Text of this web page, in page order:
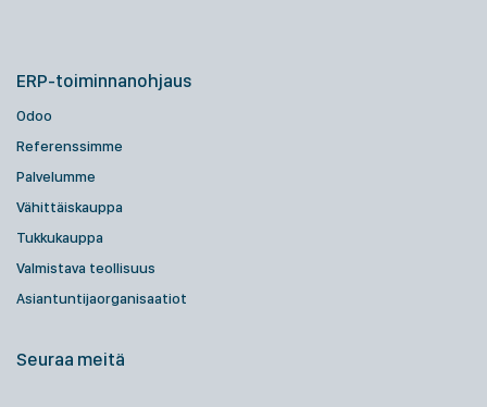
ERP-toiminnanohjaus
Odoo
Referenssimme
Palvelumme
Vähittäiskauppa
Tukkukauppa
Valmistava teollisuus
Asiantuntijaorganisaatiot
Seuraa meitä